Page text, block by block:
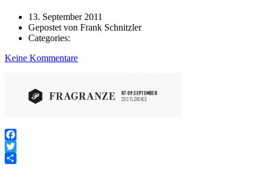
13. September 2011
Gepostet von Frank Schnitzler
Categories:
Keine Kommentare
Facebook
Twitter